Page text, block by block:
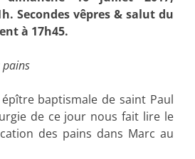
Secondes vêpres & salut du
à 17h45.
baptismale de saint Paul
de ce jour nous fait lire le
des pains dans Marc au